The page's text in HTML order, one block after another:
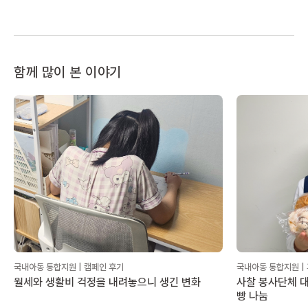
함께 많이 본 이야기
국내아동 통합지원 | 캠페인 후기
월세와 생활비 걱정을 내려놓으니 생긴 변화
국내아동 통합지원 |
사찰 봉사단체
빵 나눔